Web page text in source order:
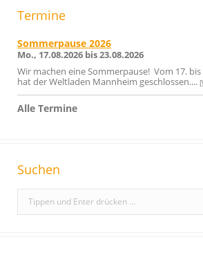
Termine
Sommerpause 2026
Mo., 17.08.2026 bis 23.08.2026
Wir machen eine Sommerpause! Vom 17.
hat der Weltladen Mannheim geschlossen....
Alle Termine
Suchen
e